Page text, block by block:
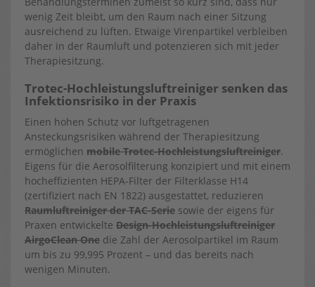
wenig Zeit bleibt, um den Raum nach einer Sitzung
ausreichend zu lüften. Etwaige Virenpartikel verbleiben
daher in der Raumluft und potenzieren sich mit jeder
Therapiesitzung.
Trotec-Hochleistungsluftreiniger senken das
Infektionsrisiko in der Praxis
Einen hohen Schutz vor luftgetragenen
Ansteckungsrisiken während der Therapiesitzung
ermöglichen mobile Trotec-Hochleistungsluftreiniger.
Eigens für die Aerosolfilterung konzipiert und mit einem
hocheffizienten HEPA-Filter der Filterklasse H14
(zertifiziert nach EN 1822) ausgestattet, reduzieren
Raumluftreiniger der TAC-Serie sowie der eigens für
Praxen entwickelte Design-Hochleistungsluftreiniger
AirgoClean One die Zahl der Aerosolpartikel im Raum
um bis zu 99,995 Prozent – und das bereits nach
wenigen Minuten.